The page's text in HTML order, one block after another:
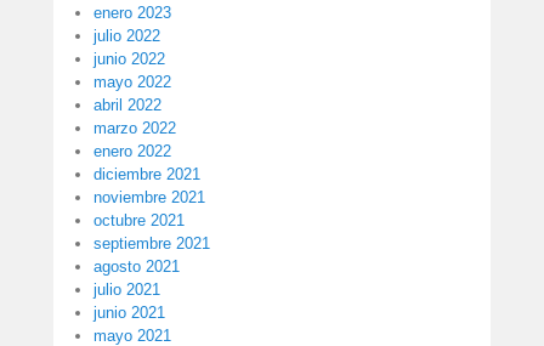
enero 2023
julio 2022
junio 2022
mayo 2022
abril 2022
marzo 2022
enero 2022
diciembre 2021
noviembre 2021
octubre 2021
septiembre 2021
agosto 2021
julio 2021
junio 2021
mayo 2021